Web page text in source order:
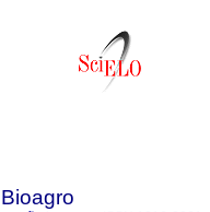
Bioagro